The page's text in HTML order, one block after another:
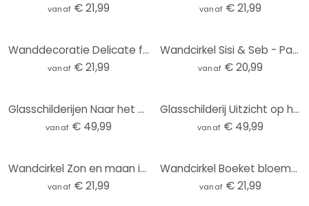
vanaf € 21,99 vanaf € 21,99
Wanddecoratie Delicate fonkeling van bloesems - Treechild - Alu-Dibond Rond
vanaf € 21,99
Wandcirkel Sisi & Seb - Pampas
vanaf € 20,99
Glasschilderijen Naar het Strand - Rond
vanaf € 49,99
Glasschilderij Uitzicht op het meer - Keller
vanaf € 49,99
Wandcirkel Zon en maan in oranje - Kubistika
vanaf € 21,99
Wandcirkel Boeket bloemen met pioenen - UN Designs
vanaf € 21,99